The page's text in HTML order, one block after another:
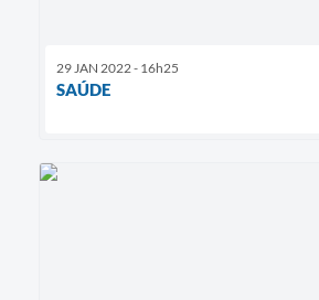
29 JAN 2022 - 16h25
SAÚDE